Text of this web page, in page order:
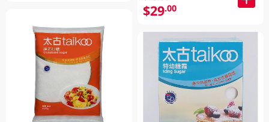
$29.00